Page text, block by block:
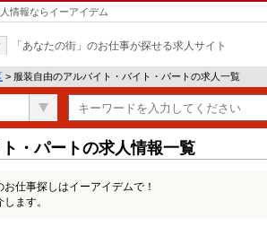
情報ならイーアイデム
「あなたの街」のお仕事が探せる求人サイト
> 服装自由のアルバイト・バイト・パートの求人一覧
・パートの求人情報一覧
仕事探しはイーアイデムで！
ます。